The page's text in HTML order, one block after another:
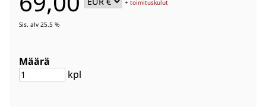
+toimituskulut
Sis. alv 25.5 %
Määrä
kpl